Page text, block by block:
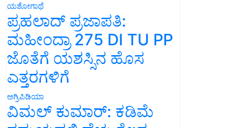
ಯಶೋಗಾಥೆ
ಪ್ರಹಲಾದ್ ಪ್ರಜಾಪತಿ:
ಮಹೀಂದ್ರಾ 275 DI TU PP
ಜೊತೆಗೆ ಯಶಸ್ಸಿನ ಹೊಸ
ಎತ್ತರಗಳಿಗೆ
ಅಗ್ರಿಪಿಡಿಯಾ
ವಿಮಲ್ ಕುಮಾರ್: ಕಡಿಮೆ